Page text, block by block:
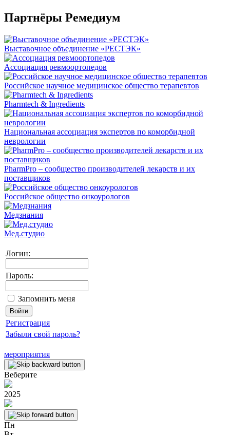
Партнёры Ремедиум
Выставочное объединение «РЕСТЭК»
Ассоциация ревмоортопедов
Российское научное медицинское общество терапевтов
Pharmtech & Ingredients
Национальная ассоциация экспертов по коморбидной
неврологии
PharmPro – сообщество производителей лекарств и их
поставщиков
Российское общество онкоурологов
Медзнания
Мед.студио
Логин:
Пароль:
Запомнить меня
Регистрация
Забыли свой пароль?
мероприятия
Веберите
2025
Пн